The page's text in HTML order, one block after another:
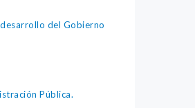
del Gobierno
Pública.